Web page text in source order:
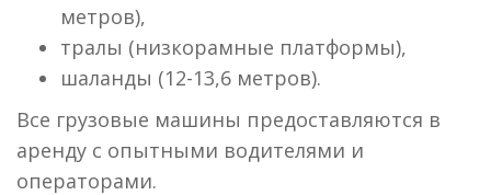
метров),
тралы (низкорамные платформы),
шаланды (12-13,6 метров).
Все грузовые машины предоставляются в
аренду с опытными водителями и
операторами.